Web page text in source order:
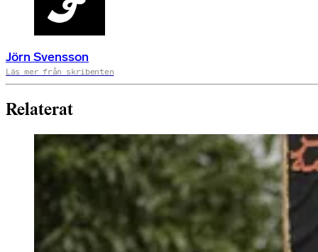
Jörn Svensson
Läs mer från skribenten
Relaterat